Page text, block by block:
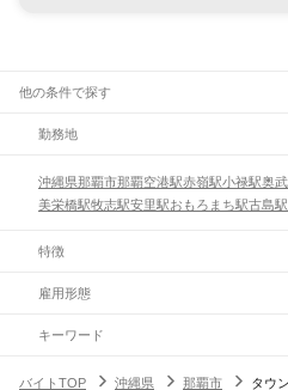
他の条件で探す
勤務地
沖縄県那覇市那覇空港駅赤嶺駅小禄駅奥
美栄橋駅牧志駅安里駅おもろまち駅古島駅
特徴
雇用形態
キーワード
バイトTOP 沖縄県 那覇市 タウ